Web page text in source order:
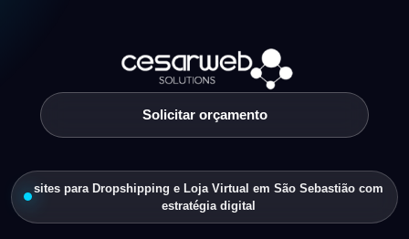
Solicitar orçamento
sites para Dropshipping e Loja Virtual em São Sebastião com
estratégia digital